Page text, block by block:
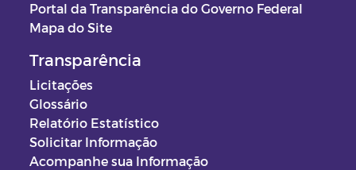
Portal da Transparência do Governo Federal
Mapa do Site
Transparência
Licitações
Glossário
Relatório Estatístico
Solicitar Informação
Acompanhe sua Informação